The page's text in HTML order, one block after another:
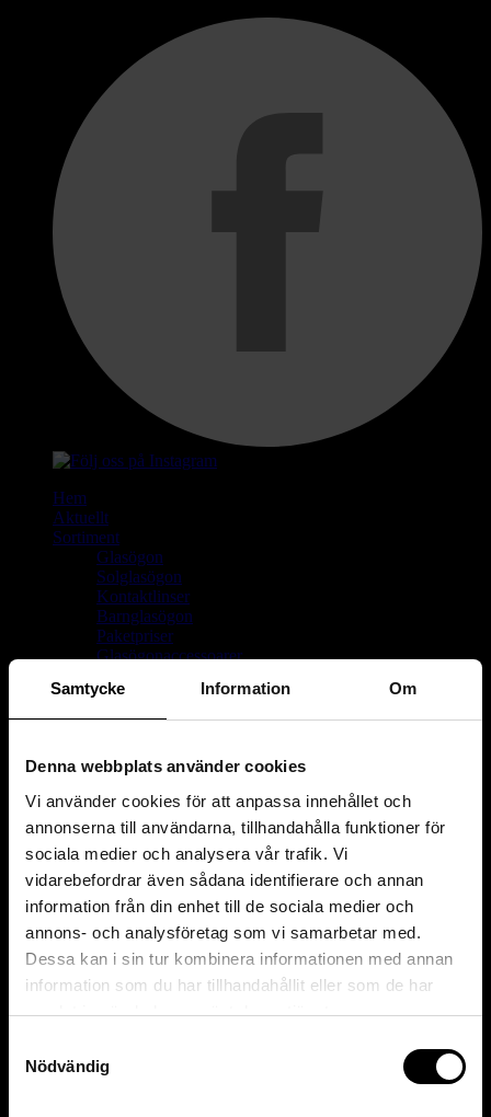
Samtycke Information Om
Denna webbplats använder cookies
Vi använder cookies för att anpassa innehållet och
annonserna till användarna, tillhandahålla funktioner för
sociala medier och analysera vår trafik. Vi
vidarebefordrar även sådana identifierare och annan
information från din enhet till de sociala medier och
annons- och analysföretag som vi samarbetar med.
Dessa kan i sin tur kombinera informationen med annan
information som du har tillhandahållit eller som de har
samlat in när du har använt deras tjänster.
Nödvändig
Hem
Aktuellt
Sortiment
Glasögon
Solglasögon
Kontaktlinser
Barnglasögon
Paketpriser
Glasögonaccessoarer
Förstoringsglas & luppar
Visa undersidor
Om oss
Delbetalning
På dansk
Kontakt